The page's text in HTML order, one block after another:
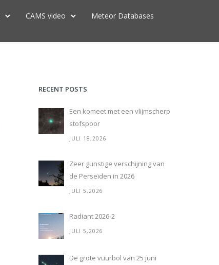
CAMS video
Meteor Databases
RECENT POSTS
Een komeet met een vlijmscherp
stofspoor
JULI 18,2026
Zeer gunstige verschijning van
de Perseïden in 2026
JULI 5,2026
Radiant 2026-2
JULI 5,2026
De grote vuurbol van 25 juni